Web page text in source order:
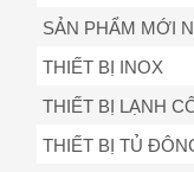
SẢN PHẨM MỚI
THIẾT BỊ INOX
THIẾT BỊ LẠNH
THIẾT BỊ TỦ